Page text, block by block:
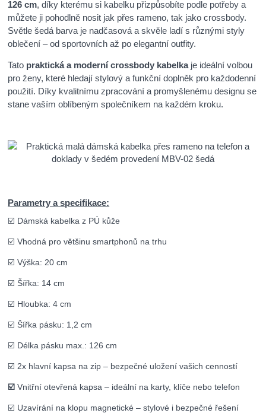
126 cm, díky kterému si kabelku přizpůsobíte podle potřeby a
můžete ji pohodlně nosit jak přes rameno, tak jako crossbody.
Světle šedá barva je nadčasová a skvěle ladí s různými styly
oblečení – od sportovních až po elegantní outfity.
Tato praktická a moderní crossbody kabelkaje ideální volbou
pro ženy, které hledají stylový a funkční doplněk pro každodenní
použití. Díky kvalitnímu zpracování a promyšlenému designu se
stane vaším oblíbeným společníkem na každém kroku.
Parametry a specifikace:
☑️ Dámská kabelka z PÚ kůže
☑️ Vhodná pro většinu smartphonů na trhu
☑️ Výška: 20 cm
☑️ Šířka: 14 cm
☑️ Hloubka: 4 cm
☑️ Šířka pásku: 1,2 cm
☑️ Délka pásku max.: 126 cm
☑️ 2x hlavní kapsa na zip – bezpečné uložení vašich cenností
☑️Vnitřní otevřená kapsa – ideální na karty, klíče nebo telefon
☑️ Uzavírání na klopu magnetické – stylové i bezpečné řešení